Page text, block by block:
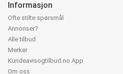
Informasjon
Ofte stilte spørsmål
Annonser?
Alle tilbud
Merker
Kundeavisogtilbud.no App
Om oss